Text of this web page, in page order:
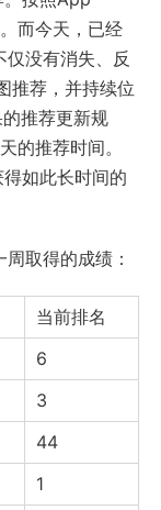
而今天，已经
没有消失、反
推荐，并持续位
推荐更新规
的推荐时间。
如此长时间的
取得的成绩：
当前排名
6
3
44
1